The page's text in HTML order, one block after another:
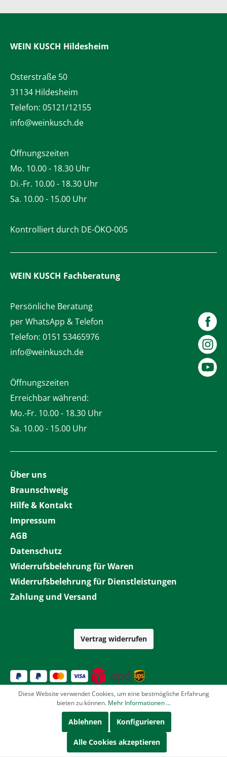
WEIN KUSCH Hildesheim
Osterstraße 50
31134 Hildesheim
Telefon: 05121/12155
info@weinkusch.de
Öffnungszeiten
Mo. 10.00 - 18.30 Uhr
Di.-Fr. 10.00 - 18.30 Uhr
Sa. 10.00 - 15.00 Uhr
Kontrolliert durch DE-ÖKO-005
WEIN KUSCH Fachberatung
Persönliche Beratung
per WhatsApp & Telefon
Telefon: 0151 53465976
info@weinkusch.de
Öffnungszeiten
Erreichbar während:
Mo.-Fr. 10.00 - 18.30 Uhr
Sa. 10.00 - 15.00 Uhr
Über uns
Braunschweig
Hilfe & Kontakt
Impressum
AGB
Datenschutz
Widerrufsbelehrung für Waren
Widerrufsbelehrung für Dienstleistungen
Zahlung und Versand
Vertrag widerrufen
Diese Website verwendet Cookies, um eine bestmögliche Erfahrung
bieten zu können. Mehr Informationen ...
Ablehnen Konfigurieren
Alle Cookies akzeptieren